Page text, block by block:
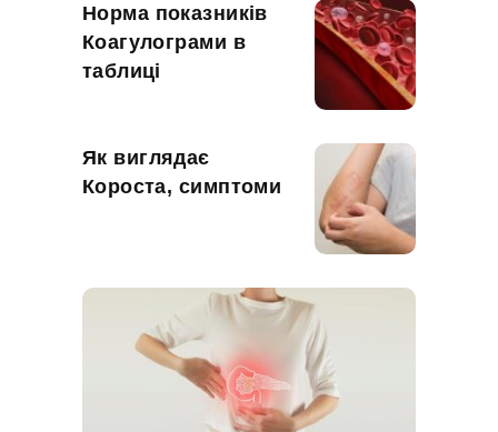
Норма показників
Коагулограми в
таблиці
Як виглядає
Короста, симптоми